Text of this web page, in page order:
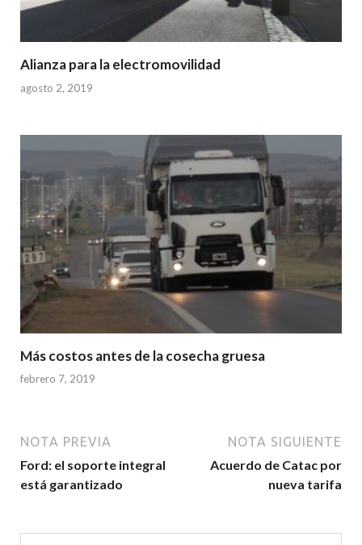
Alianza para la electromovilidad
agosto 2, 2019
Más costos antes de la cosecha gruesa
febrero 7, 2019
NOTA PREVIA
Ford: el soporte integral
está garantizado
NOTA SIGUIENTE
Acuerdo de Catac por
nueva tarifa